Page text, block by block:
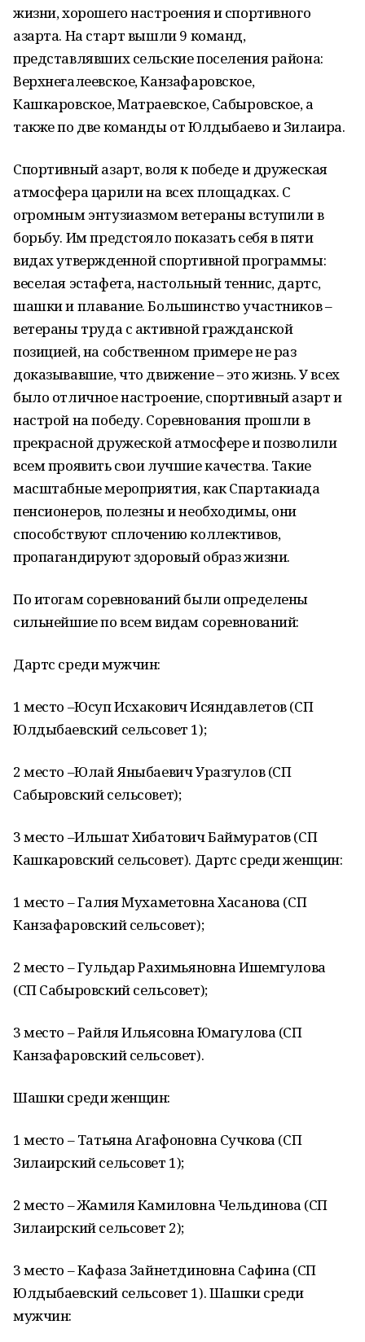
жизни, хорошего настроения и спортивного
азарта. На старт вышли 9 команд,
представлявших сельские поселения района:
Верхнегалеевское, Канзафаровское,
Кашкаровское, Матраевское, Сабыровское, а
также по две команды от Юлдыбаево и Зилаира.
Спортивный азарт, воля к победе и дружеская
атмосфера царили на всех площадках. С
огромным энтузиазмом ветераны вступили в
борьбу. Им предстояло показать себя в пяти
видах утвержденной спортивной программы:
веселая эстафета, настольный теннис, дартс,
шашки и плавание. Большинство участников –
ветераны труда с активной гражданской
позицией, на собственном примере не раз
доказывавшие, что движение – это жизнь. У всех
было отличное настроение, спортивный азарт и
настрой на победу. Соревнования прошли в
прекрасной дружеской атмосфере и позволили
всем проявить свои лучшие качества. Такие
масштабные мероприятия, как Спартакиада
пенсионеров, полезны и необходимы, они
способствуют сплочению коллективов,
пропагандируют здоровый образ жизни.
По итогам соревнований были определены
сильнейшие по всем видам соревнований:
Дартс среди мужчин:
1 место –Юсуп Исхакович Исяндавлетов (СП
Юлдыбаевский сельсовет 1);
2 место –Юлай Яныбаевич Уразгулов (СП
Сабыровский сельсовет);
3 место –Ильшат Хибатович Баймуратов (СП
Кашкаровский сельсовет). Дартс среди женщин:
1 место – Галия Мухаметовна Хасанова (СП
Канзафаровский сельсовет);
2 место – Гульдар Рахимьяновна Ишемгулова
(СП Сабыровский сельсовет);
3 место – Райля Ильясовна Юмагулова (СП
Канзафаровский сельсовет).
Шашки среди женщин:
1 место – Татьяна Агафоновна Сучкова (СП
Зилаирский сельсовет 1);
2 место – Жамиля Камиловна Чельдинова (СП
Зилаирский сельсовет 2);
3 место – Кафаза Зайнетдиновна Сафина (СП
Юлдыбаевский сельсовет 1). Шашки среди
мужчин: